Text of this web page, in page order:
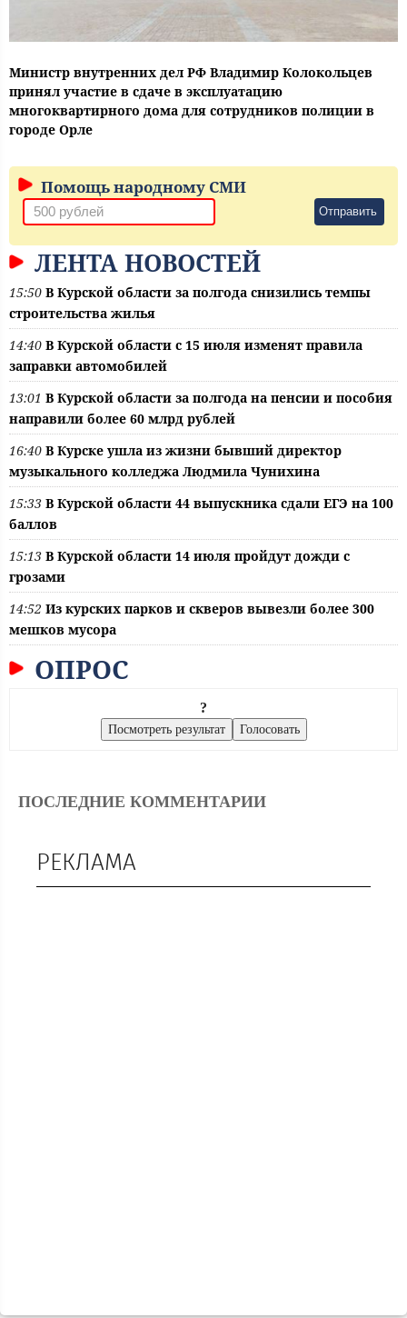
Министр внутренних дел РФ Владимир Колокольцев
принял участие в сдаче в эксплуатацию
многоквартирного дома для сотрудников полиции в
городе Орле
Помощь народному СМИ
Отправить
ЛЕНТА НОВОСТЕЙ
15:50 В Курской области за полгода снизились темпы
строительства жилья
14:40 В Курской области с 15 июля изменят правила
заправки автомобилей
13:01 В Курской области за полгода на пенсии и пособия
направили более 60 млрд рублей
16:40 В Курске ушла из жизни бывший директор
музыкального колледжа Людмила Чунихина
15:33 В Курской области 44 выпускника сдали ЕГЭ на 100
баллов
15:13 В Курской области 14 июля пройдут дожди с
грозами
14:52 Из курских парков и скверов вывезли более 300
мешков мусора
ОПРОС
?
ПОСЛЕДНИЕ КОММЕНТАРИИ
РЕКЛАМА